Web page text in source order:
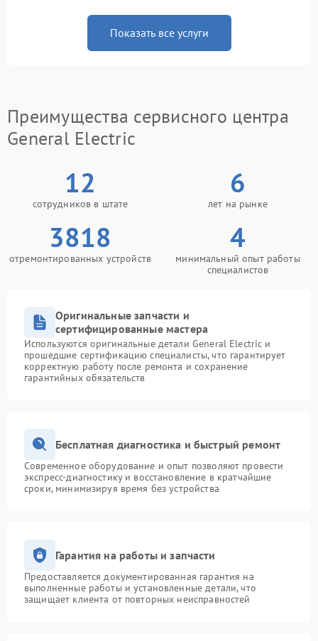
Показать все услуги
Преимущества сервисного центра
General Electric
12
сотрудников в штате
6
лет на рынке
3818
отремонтированных устройств
4
минимальный опыт работы
специалистов
Оригинальные запчасти и
сертифицированные мастера
Используются оригинальные детали General Electric и
прошедшие сертификацию специалисты, что гарантирует
корректную работу после ремонта и сохранение
гарантийных обязательств
Бесплатная диагностика и быстрый ремонт
Современное оборудование и опыт позволяют провести
экспресс-диагностику и восстановление в кратчайшие
сроки, минимизируя время без устройства
Гарантия на работы и запчасти
Предоставляется документированная гарантия на
выполненные работы и установленные детали, что
защищает клиента от повторных неисправностей